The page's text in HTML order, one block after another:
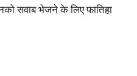
सवाब भेजने के लिए फातिहा